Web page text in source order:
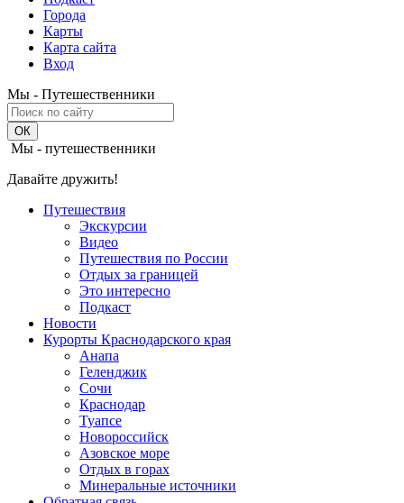
Города
Карты
Карта сайта
Вход
Мы - Путешественники
Мы - путешественники
Давайте дружить!
Путешествия
Экскурсии
Видео
Путешествия по России
Отдых за границей
Это интересно
Подкаст
Новости
Курорты Краснодарского края
Анапа
Геленджик
Сочи
Краснодар
Туапсе
Новороссийск
Азовское море
Отдых в горах
Минеральные источники